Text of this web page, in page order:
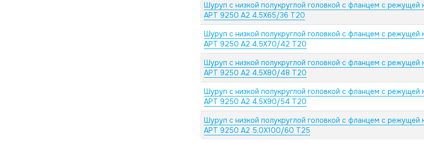
Шуруп с низкой полукруглой головкой с фланцем с режущей
АРТ 9250 А2 4,5X65/36 T20
Шуруп с низкой полукруглой головкой с фланцем с режущей
АРТ 9250 А2 4,5X70/42 T20
Шуруп с низкой полукруглой головкой с фланцем с режущей
АРТ 9250 А2 4,5X80/48 T20
Шуруп с низкой полукруглой головкой с фланцем с режущей
АРТ 9250 А2 4,5X90/54 T20
Шуруп с низкой полукруглой головкой с фланцем с режущей
АРТ 9250 А2 5,0X100/60 T25